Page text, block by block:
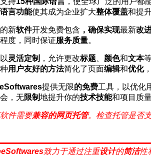
言功能使其成为企业扩大整体覆盖和提
新软件开发免费包含 ，确保实现最新改
程度，同时保证服务质量。
灵活定制 ，允许更改标题 颜色和文本
用户友好的方法简化了页面编辑和优化
提供无限的免费工具，以优化
，无限制地提升你的技术技能和项目质
件需要兼容的网页托管。检查托管是否
致力于通过注重设计的简洁性